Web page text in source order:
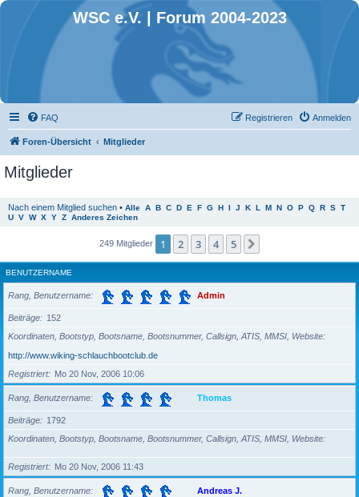
WSC e.V. | Forum 2004-2023
FAQ Anmelden
Registrieren
Foren-Übersicht Mitglieder
Mitglieder
Nach einem Mitglied suchen • Alle A B C D E F G H I J K L M N O P Q R S T
U V W X Y Z Anderes Zeichen
249 Mitglieder 1 2 3 4 5
BENUTZERNAME
Rang, Benutzername Admin
Beiträge
152
Koordinaten, Bootstyp, Bootsname, Bootsnummer, Callsign, ATIS, MMSI, Website
http://www.wiking-schlauchbootclub.de
Registriert
Mo 20 Nov, 2006 10:06
Rang, Benutzername Thomas
Beiträge
1792
Koordinaten, Bootstyp, Bootsname, Bootsnummer, Callsign, ATIS, MMSI, Website
Registriert Mo 20 Nov, 2006 11:43
Rang, Benutzername Andreas J.